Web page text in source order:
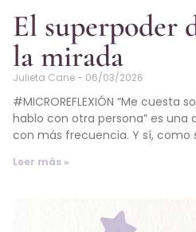
El superpoder
la mirada
Julieta Cane 06/03/2026
#MICROREFLEXIÓN “Me
hablo con otra persona” es una
con más frecuencia. Y sí, como
Leer más »